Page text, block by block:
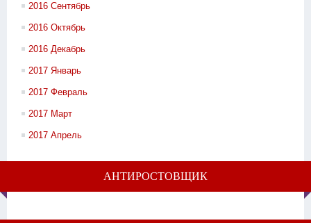
2016 Сентябрь
2016 Октябрь
2016 Декабрь
2017 Январь
2017 Февраль
2017 Март
2017 Апрель
АНТИРОСТОВЩИК